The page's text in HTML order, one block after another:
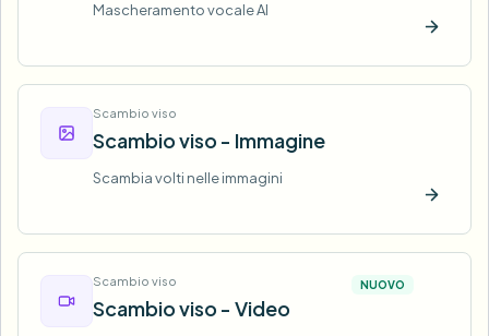
Mascheramento vocale AI
Prova
Scambio viso
Scambio viso - Immagine
Scambia volti nelle immagini
Prova
Scambio viso
Scambio viso - Video
NUOVO